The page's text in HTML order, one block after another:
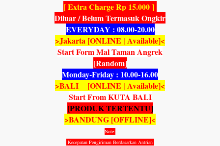
[ Extra Charge Rp 15.000 ]
Diluar / Belum Termasuk Ongkir
EVERYDAY : 08.00-20.00
>Jakarta [ONLINE | Available]<
Start Form Mal Taman Angrek
[Random]
Monday-Friday : 10.00-16.00
>BALI [ONLINE | Available]<
Start From KUTA BALI
[PRODUK TERTENTU]
>BANDUNG [OFFLINE]<
Note:
Kecepatan Pengiriman Berdasarkan Antrian